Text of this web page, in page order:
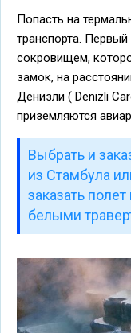
Попасть на
транспорта.
сокровищем,
замок, на
Денизли ( Denizli
приземляются
Выбрать и
из Стамбула
заказать
белыми